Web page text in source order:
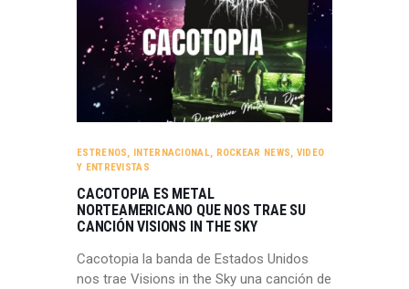
ESTRENOS, INTERNACIONAL, ROCKEAR NEWS, VIDEO
Y ENTREVISTAS
CACOTOPIA ES METAL
NORTEAMERICANO QUE NOS TRAE SU
CANCIÓN VISIONS IN THE SKY
Cacotopia la banda de Estados Unidos
nos trae Visions in the Sky una canción de